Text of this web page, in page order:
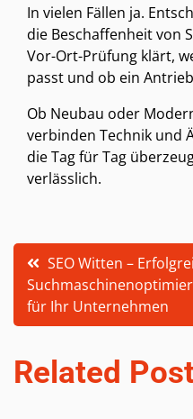
In vielen Fällen ja.
die Beschaffenheit von
Vor-Ort-Prüfung klärt,
passt und ob ein
Ob Neubau oder
verbinden Technik und
die Tag für Tag
verlässlich.
Post
navigation
SEO Witten –
für Ihr Unternehmen
Related